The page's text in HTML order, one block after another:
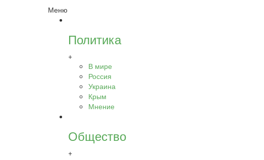
Меню
Политика
+
В мире
Россия
Украина
Крым
Мнение
Общество
+